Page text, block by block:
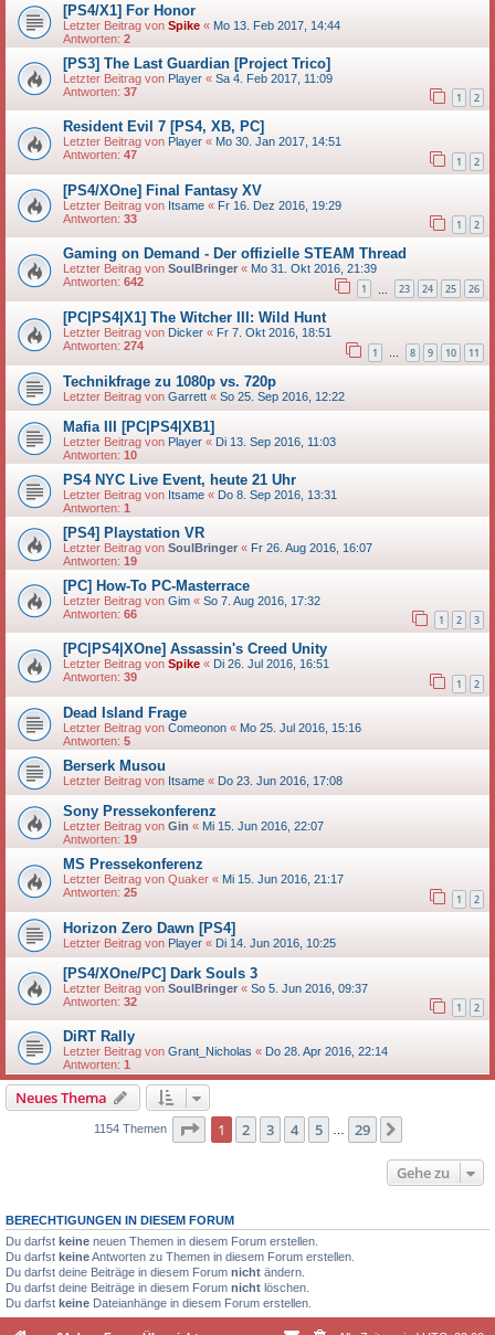
[PS4/X1] For Honor
Letzter Beitrag von Spike « Mo 13. Feb 2017, 14:44
Antworten: 2
[PS3] The Last Guardian [Project Trico]
Letzter Beitrag von Player « Sa 4. Feb 2017, 11:09
Antworten: 37 1 2
Resident Evil 7 [PS4, XB, PC]
Letzter Beitrag von Player « Mo 30. Jan 2017, 14:51
Antworten: 47 1 2
[PS4/XOne] Final Fantasy XV
Letzter Beitrag von Itsame « Fr 16. Dez 2016, 19:29
Antworten: 33 1 2
Gaming on Demand - Der offizielle STEAM Thread
Letzter Beitrag von SoulBringer « Mo 31. Okt 2016, 21:39
Antworten: 642 1 23 24 25 26
[PC|PS4|X1] The Witcher III: Wild Hunt
Letzter Beitrag von Dicker « Fr 7. Okt 2016, 18:51
Antworten: 274 1 … 8 9 10 11
Technikfrage zu 1080p vs. 720p
Letzter Beitrag von Garrett « So 25. Sep 2016, 12:22
Mafia III [PC|PS4|XB1]
Letzter Beitrag von Player « Di 13. Sep 2016, 11:03
Antworten: 10
PS4 NYC Live Event, heute 21 Uhr
Letzter Beitrag von Itsame « Do 8. Sep 2016, 13:31
Antworten: 1
[PS4] Playstation VR
Letzter Beitrag von SoulBringer « Fr 26. Aug 2016, 16:07
Antworten: 19
[PC] How-To PC-Masterrace
Letzter Beitrag von Gim « So 7. Aug 2016, 17:32
Antworten: 66 1 2 3
[PC|PS4|XOne] Assassin's Creed Unity
Letzter Beitrag von Spike « Di 26. Jul 2016, 16:51
Antworten: 39 1 2
Dead Island Frage
Letzter Beitrag von Comeonon « Mo 25. Jul 2016, 15:16
Antworten: 5
Berserk Musou
Letzter Beitrag von Itsame « Do 23. Jun 2016, 17:08
Sony Pressekonferenz
Letzter Beitrag von Gin « Mi 15. Jun 2016, 22:07
Antworten: 19
MS Pressekonferenz
Letzter Beitrag von Quaker « Mi 15. Jun 2016, 21:17
Antworten: 25 1 2
Horizon Zero Dawn [PS4]
Letzter Beitrag von Player « Di 14. Jun 2016, 10:25
[PS4/XOne/PC] Dark Souls 3
Letzter Beitrag von SoulBringer « So 5. Jun 2016, 09:37
Antworten: 32 1 2
DiRT Rally
Letzter Beitrag von Grant_Nicholas « Do 28. Apr 2016, 22:14
Antworten: 1
Neues Thema
1154 Themen Seite 1von 29
1 2 3 4 5 29
Gehe zu
BERECHTIGUNGEN IN DIESEM FORUM
Du darfst keine neuen Themen in diesem Forum erstellen.
Du darfst keineAntworten zu Themen in diesem Forum erstellen.
Du darfst deine Beiträge in diesem Forum nicht ändern.
Du darfst deine Beiträge in diesem Forum nicht löschen.
Du darfst keine Dateianhänge in diesem Forum erstellen.